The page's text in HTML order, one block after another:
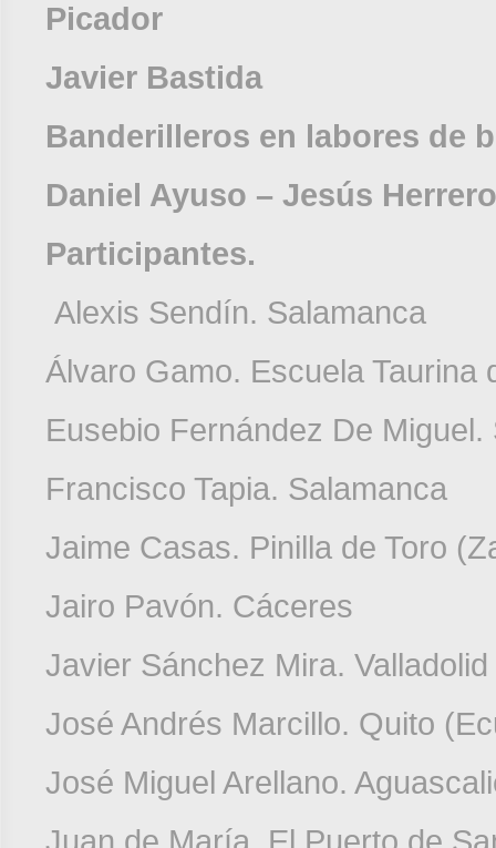
Picador
Javier Bastida
Banderilleros en labores de
Daniel Ayuso – Jesús Herrero
Participantes.
Alexis Sendín. Salamanca
Álvaro Gamo. Escuela Taurina
Eusebio Fernández De
Francisco Tapia. Salamanca
Jaime Casas. Pinilla de Toro
Jairo Pavón. Cáceres
Javier Sánchez Mira. Valladolid
José Andrés Marcillo. Quito
José Miguel Arellano.